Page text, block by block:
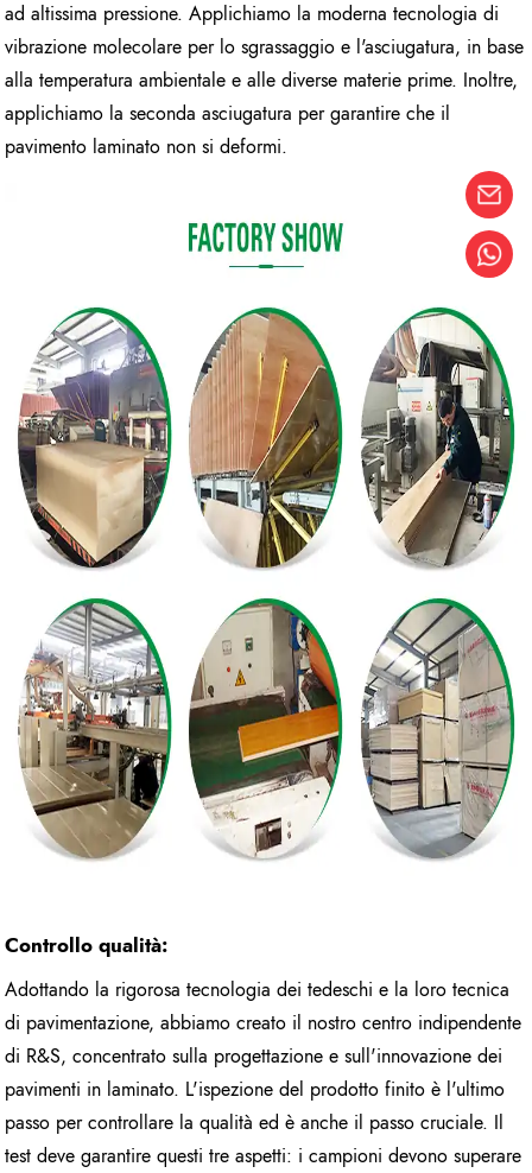
ad altissima pressione. Applichiamo la moderna tecnologia di
vibrazione molecolare per lo sgrassaggio e l'asciugatura, in base
alla temperatura ambientale e alle diverse materie prime. Inoltre,
applichiamo la seconda asciugatura per garantire che il
pavimento laminato non si deformi.
Controllo qualità:
Adottando la rigorosa tecnologia dei tedeschi e la loro tecnica
di pavimentazione, abbiamo creato il nostro centro indipendente
di R&S, concentrato sulla progettazione e sull'innovazione dei
pavimenti in laminato. L'ispezione del prodotto finito è l'ultimo
passo per controllare la qualità ed è anche il passo cruciale. Il
test deve garantire questi tre aspetti: i campioni devono superare